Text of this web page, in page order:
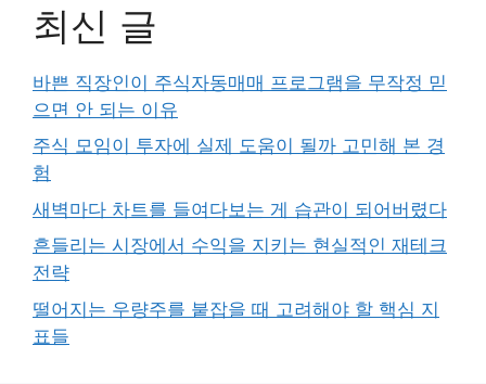
최신 글
바쁜 직장인이 주식자동매매 프로그램을 무작정 믿
으면 안 되는 이유
주식 모임이 투자에 실제 도움이 될까 고민해 본 경
험
새벽마다 차트를 들여다보는 게 습관이 되어버렸다
흔들리는 시장에서 수익을 지키는 현실적인 재테크
전략
떨어지는 우량주를 붙잡을 때 고려해야 할 핵심 지
표들